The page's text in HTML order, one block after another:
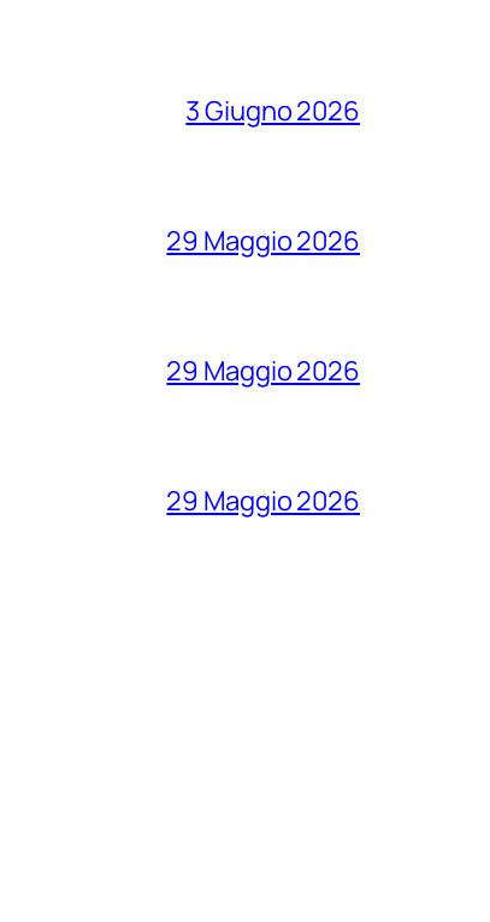
3 Giugno 2026
29 Maggio 2026
29 Maggio 2026
29 Maggio 2026